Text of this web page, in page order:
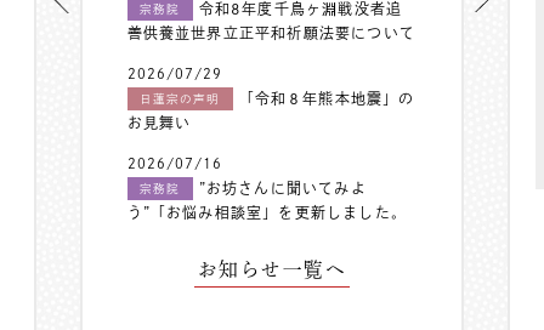
宗務院
令和8年度千鳥ヶ淵戦没者追
善供養並世界立正平和祈願法要について
2026/07/29
日蓮宗の声明
「令和８年熊本地震」の
お見舞い
2026/07/16
宗務院
”お坊さんに聞いてみよ
う”「お悩み相談室」を更新しました。
お知らせ一覧へ